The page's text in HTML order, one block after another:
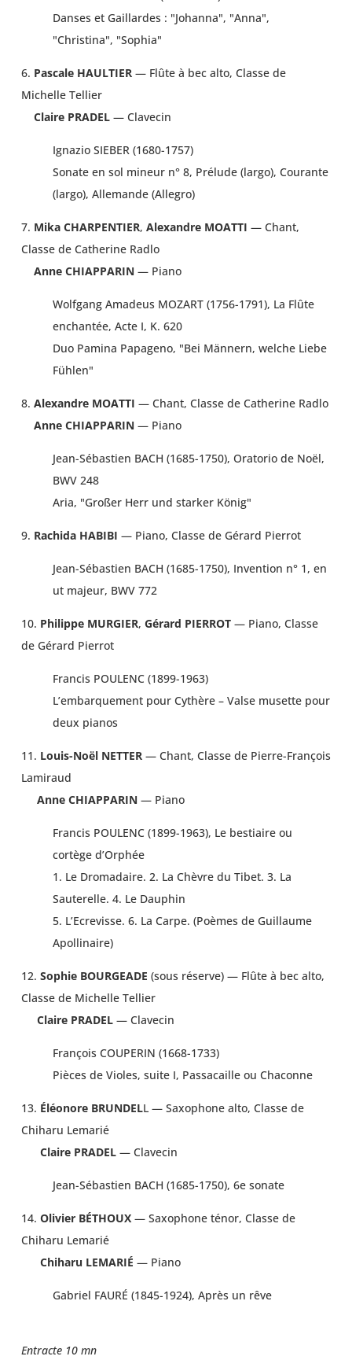
Danses et Gaillardes : "Johanna", "Anna",
"Christina", "Sophia"
6. Pascale HAULTIER— Flûte à bec alto, Classe de
Michelle Tellier
Claire PRADEL— Clavecin
Ignazio SIEBER (1680-1757)
Sonate en sol mineur n° 8, Prélude (largo), Courante
(largo), Allemande (Allegro)
7. Mika CHARPENTIER, Alexandre MOATTI — Chant,
Classe de Catherine Radlo
Anne CHIAPPARIN— Piano
Wolfgang Amadeus MOZART (1756-1791), La Flûte
enchantée, Acte I, K. 620
Duo Pamina Papageno, "Bei Männern, welche Liebe
Fühlen"
8. Alexandre MOATTI — Chant, Classe de Catherine Radlo
Anne CHIAPPARIN— Piano
Jean-Sébastien BACH (1685-1750), Oratorio de Noël,
BWV 248
Aria, "Großer Herr und starker König"
9. Rachida HABIBI — Piano, Classe de Gérard Pierrot
Jean-Sébastien BACH (1685-1750), Invention n° 1, en
ut majeur, BWV 772
10. Philippe MURGIER, Gérard PIERROT— Piano, Classe
de Gérard Pierrot
Francis POULENC (1899-1963)
L’embarquement pour Cythère – Valse musette pour
deux pianos
11. Louis-Noël NETTER— Chant, Classe de Pierre-François
Lamiraud
Anne CHIAPPARIN— Piano
Francis POULENC (1899-1963), Le bestiaire ou
cortège d’Orphée
1. Le Dromadaire. 2. La Chèvre du Tibet. 3. La
Sauterelle. 4. Le Dauphin
5. L’Ecrevisse. 6. La Carpe. (Poèmes de Guillaume
Apollinaire)
12. Sophie BOURGEADE (sous réserve) — Flûte à bec alto,
Classe de Michelle Tellier
Claire PRADEL— Clavecin
François COUPERIN (1668-1733)
Pièces de Violes, suite I, Passacaille ou Chaconne
13. Éléonore BRUNDELL — Saxophone alto, Classe de
Chiharu Lemarié
Claire PRADEL— Clavecin
Jean-Sébastien BACH (1685-1750), 6e sonate
14. Olivier BÉTHOUX— Saxophone ténor, Classe de
Chiharu Lemarié
Chiharu LEMARIÉ — Piano
Gabriel FAURÉ (1845-1924), Après un rêve
Entracte 10 mn